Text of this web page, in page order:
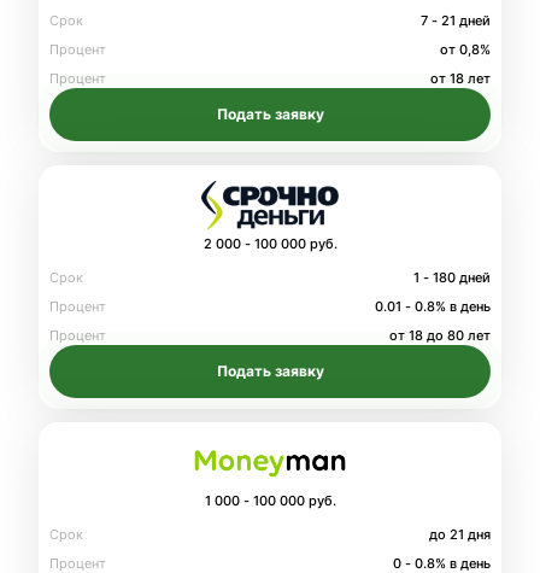
Срок
7 - 21 дней
Процент
от 0,8%
Процент
от 18 лет
Подать заявку
2 000 - 100 000 руб.
Срок
1 - 180 дней
Процент
0.01 - 0.8% в день
Процент
от 18 до 80 лет
Подать заявку
1 000 - 100 000 руб.
Срок
до 21 дня
Процент
0 - 0.8% в день